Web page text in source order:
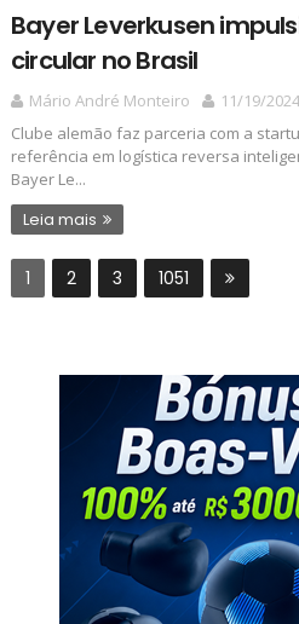
Bayer Leverkusen
circular no Brasil
Mário André Monteiro
11/19/
Clube alemão faz parceria com a
referência em logística reversa
Bayer Le...
Leia mais
1 2 3 1051